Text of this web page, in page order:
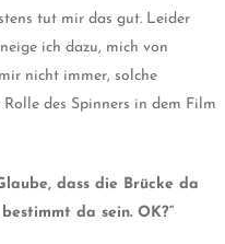
tut mir das gut. Leider
ich dazu, mich von
nicht immer, solche
des Spinners in dem Film
dass die Brücke da
da sein. OK?“